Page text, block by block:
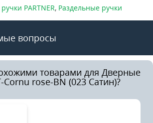
PARTNER, Раздельные ручки
вопросы
товарами для Дверные
Cornu rose-BN (023 Сатин)?